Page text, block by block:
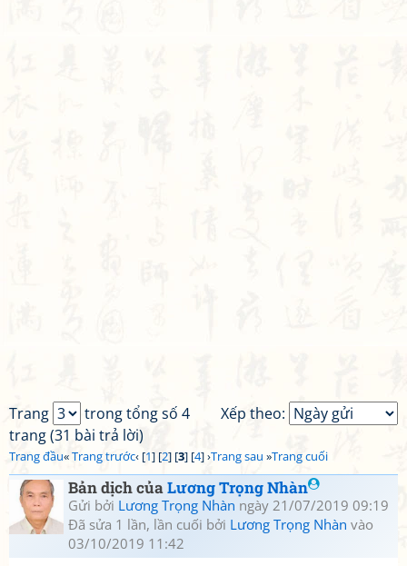
Xếp theo:
Trang
trong tổng số 4
trang (31 bài trả lời)
Trang đầu«Trang trước‹ [1] [2] [3] [4] ›Trang sau »Trang cuối
Bản dịch củaLương Trọng Nhàn
Gửi bởi Lương Trọng Nhàn ngày 21/07/2019 09:19
Đã sửa 1 lần, lần cuối bởi Lương Trọng Nhàn vào
03/10/2019 11:42